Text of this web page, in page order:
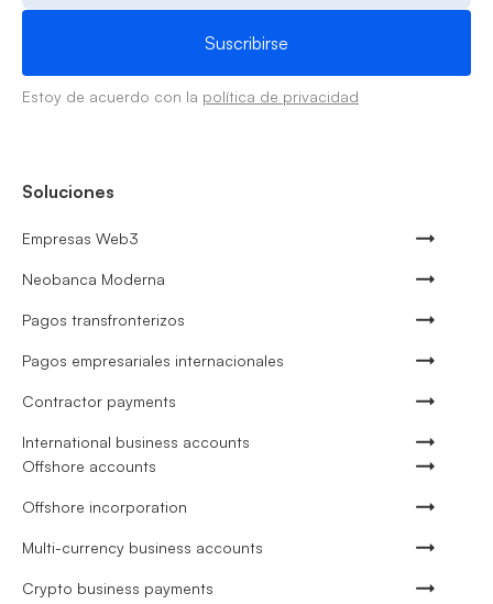
Estoy de acuerdo con la política de privacidad
Soluciones
Empresas Web3
Neobanca Moderna
Pagos transfronterizos
Pagos empresariales internacionales
Contractor payments
International business accounts
Offshore accounts
Offshore incorporation
Multi-currency business accounts
Crypto business payments